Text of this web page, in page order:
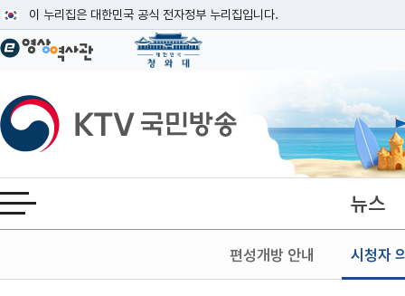
이 누리집은 대한민국 공식 전자정부 누리집입니다.
공식 누리집 주소 확인하기
이밖에 or.kr 또는 .kr등 다른 도메인 주소를 사용하고 있다면 아래 URL에서
운영중인 공식 누리집보기
KTV국민방송
전체메뉴 열기 뉴스
편성개방 안내 시청자
본문